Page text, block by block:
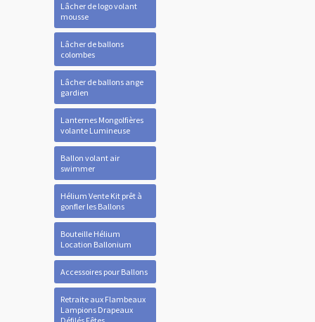
Lâcher de logo volant
mousse
Lâcher de ballons
colombes
Lâcher de ballons ange
gardien
Lanternes Mongolfières
volante Lumineuse
Ballon volant air
swimmer
Hélium Vente Kit prêt à
gonfler les Ballons
Bouteille Hélium
Location Ballonium
Accessoires pour Ballons
Retraite aux Flambeaux
Lampions Drapeaux